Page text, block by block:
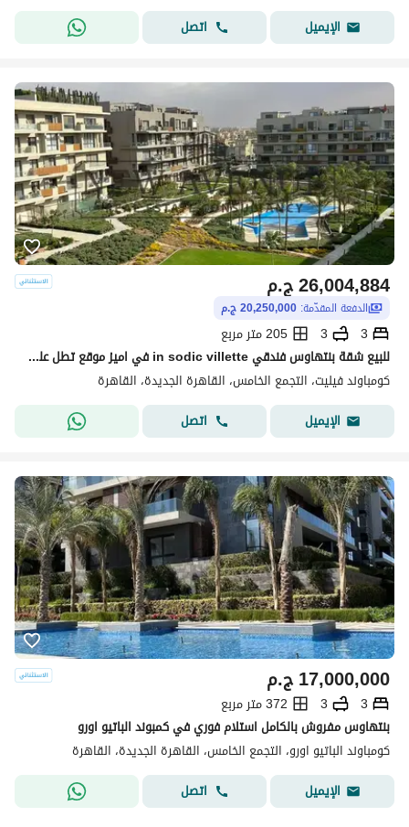
الإيميل
اتصل
ج.م26,004,884
الدفعة المقدّمة: 20,250,000 ج.م
3
3
205 متر مربع
للبيع شقة بنتهاوس فندقي in sodic villette في اميز موقع تطل علي اللاندسكيب و واتر فيتشرز في كومبوند سوديك ڤيليت
كومباوند فيليت، التجمع الخامس، القاهرة الجديدة، القاهرة
الإيميل
اتصل
ج.م17,000,000
3
3
372 متر مربع
بنتهاوس مفروش بالكامل استلام فوري في كمبوند الباتيو اورو
كومباوند الباتيو اورو، التجمع الخامس، القاهرة الجديدة، القاهرة
الإيميل
اتصل